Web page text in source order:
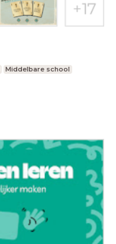
Middelbare school